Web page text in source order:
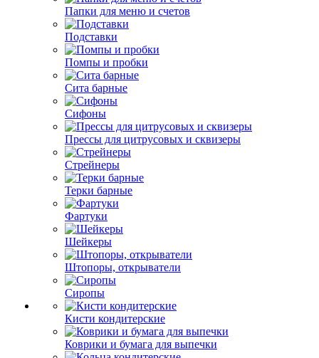
Папки для меню и счетов
Подставки
Помпы и пробки
Сита барные
Сифоны
Прессы для цитрусовых и сквизеры
Стрейнеры
Терки барные
Фартуки
Шейкеры
Штопоры, открыватели
Сиропы
Кисти кондитерские
Коврики и бумага для выпечки